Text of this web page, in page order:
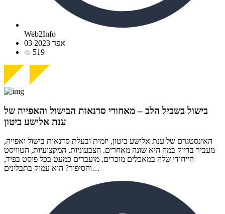
Web2Info
03 אפר 2023
519
בישול בשביל הלב – מאחורי סדנאות הבישול והאפייה של
ענת אלישע ביטון
האינסטגרם של ענת אלישע ביטון, יזמית ובעלת סדנאות בישול ואפייה,
מעביר בדיוק במה היא שונה מאחרים. הצבעוניות, המקצועיות, הטוויסט
הייחודי שלה במאכלים מוכרים, מועברים כמעט בכל פוסט בפיד,
והסיפור? הוא עמוק בתבלינים…